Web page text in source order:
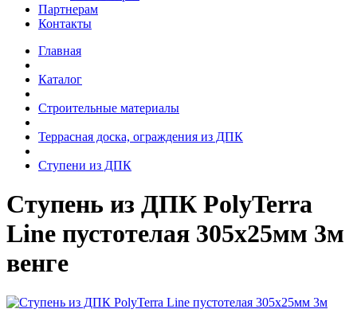
Партнерам
Контакты
Главная
Каталог
Строительные материалы
Террасная доска, ограждения из ДПК
Ступени из ДПК
Ступень из ДПК PolyTerra
Line пустотелая 305х25мм 3м
венге